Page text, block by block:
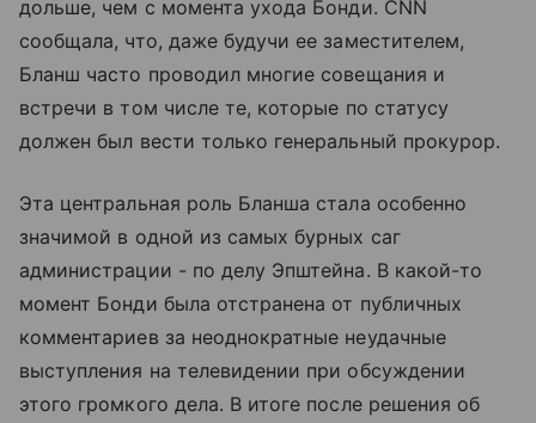
дольше, чем с момента ухода Бонди. CNN
сообщала, что, даже будучи ее заместителем,
Бланш часто проводил многие совещания и
встречи в том числе те, которые по статусу
должен был вести только генеральный прокурор.
Эта центральная роль Бланша стала особенно
значимой в одной из самых бурных саг
администрации - по делу Эпштейна. В какой-то
момент Бонди была отстранена от публичных
комментариев за неоднократные неудачные
выступления на телевидении при обсуждении
этого громкого дела. В итоге после решения об